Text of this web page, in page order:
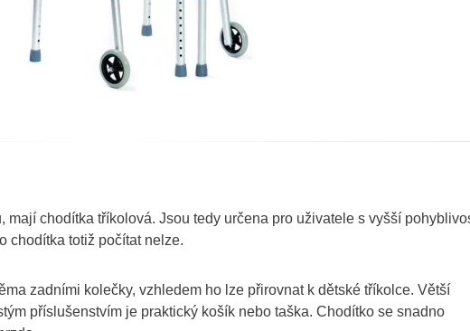
mají chodítka tříkolová. Jsou tedy určena pro uživatele s vyšší
chodítka totiž počítat nelze.
zadními kolečky, vzhledem ho lze přirovnat k dětské tříkolce. Větší
příslušenstvím je praktický košík nebo taška. Chodítko se snadno